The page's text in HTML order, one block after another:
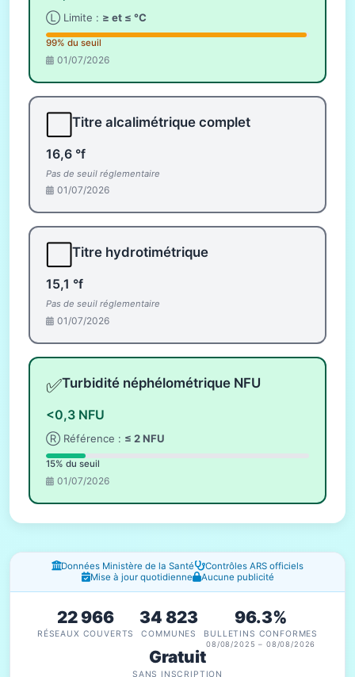
Ⓛ Limite : ≥ et ≤ °C
99% du seuil
01/07/2026
Titre alcalimétrique complet
16,6 °f
Pas de seuil réglementaire
01/07/2026
Titre hydrotimétrique
15,1 °f
Pas de seuil réglementaire
01/07/2026
✅Turbidité néphélométrique NFU
<0,3 NFU
Ⓡ Référence : ≤ 2 NFU
15% du seuil
01/07/2026
Fenêtres d'information
Données Ministère de la Santé
Contrôles ARS officiels
Mise à jour quotidienne
Aucune publicité
22 966
RÉSEAUX COUVERTS
34 823
COMMUNES
96.3%
BULLETINS CONFORMES
08/08/2025 – 08/08/2026
Gratuit
SANS INSCRIPTION